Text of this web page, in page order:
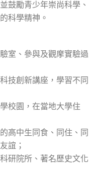
鼓勵青少年崇尚科學、
科學精神。
室、參與及觀摩實驗過
技創新講座，學習不同
校園，在當地大學住
高中生同食、同住、同
誼；
研院所、著名歷史文化